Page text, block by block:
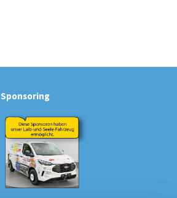
Sponsoring